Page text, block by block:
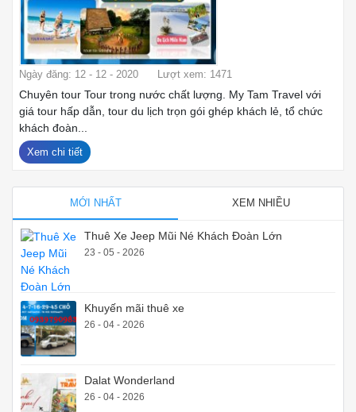
Ngày đăng: 12 - 12 - 2020 Lượt xem: 1471
Chuyên tour Tour trong nước chất lượng. My Tam Travel với
giá tour hấp dẫn, tour du lịch trọn gói ghép khách lẻ, tổ chức
khách đoàn...
Xem chi tiết
MỚI NHẤT XEM NHIỀU
Thuê Xe Jeep Mũi Né Khách Đoàn Lớn
23 - 05 - 2026
Khuyến mãi thuê xe
26 - 04 - 2026
Dalat Wonderland
26 - 04 - 2026